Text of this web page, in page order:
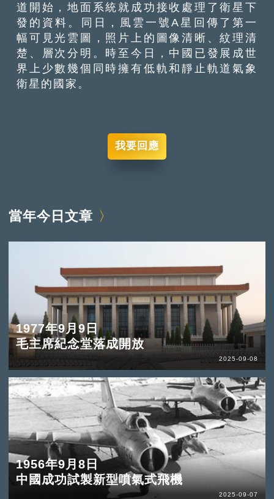
道開始，地面系統就成功接收處理了衛星下
發的資料。同日，風雲一號A星回傳了第一
幅可見光雲圖，照片上的圖像清晰、紋理清
楚、層次分明。時至今日，中國已發展成世
界上少數幾個同時擁有低軌和靜止軌道氣象
衛星的國家。
我要回應
當年今日文章
1977年9月9日
毛主席紀念堂落成開放
2025-09-08
1956年9月8日
中國成功試製新型噴氣式飛機
2025-09-07